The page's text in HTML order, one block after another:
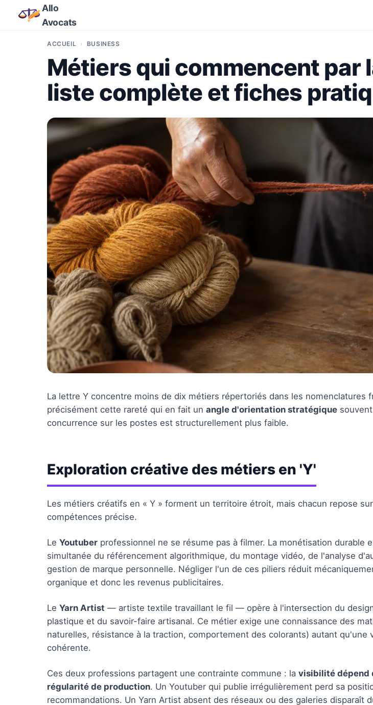
Allo
Avocats
ACCUEIL BUSINESS
Métiers qui commencent par
liste complète et fiches
La lettre Y concentre moins de dix métiers répertoriés dans les nomenclatures
précisément cette rareté qui en fait un angle d'orientation stratégique
concurrence sur les postes est structurellement plus faible.
Exploration créative des métiers en 'Y'
Les métiers créatifs en « Y » forment un territoire étroit, mais chacun repose
compétences précise.
Le Youtuber professionnel ne se résume pas à filmer. La monétisation durable
simultanée du référencement algorithmique, du montage vidéo, de l'analyse
gestion de marque personnelle. Négliger l'un de ces piliers réduit
organique et donc les revenus publicitaires.
Le Yarn Artist — artiste textile travaillant le fil — opère à l'intersection du
plastique et du savoir-faire artisanal. Ce métier exige une connaissance des
naturelles, résistance à la traction, comportement des colorants) autant qu'une
cohérente.
Ces deux professions partagent une contrainte commune : la visibilité dépend
régularité de production. Un Youtuber qui publie irrégulièrement perd sa
recommandations. Un Yarn Artist absent des réseaux ou des galeries disparaît